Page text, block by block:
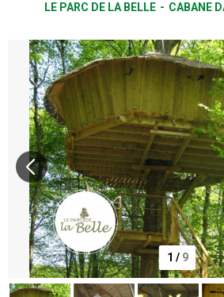
LE PARC DE LA BELLE CABANE
1 / 9